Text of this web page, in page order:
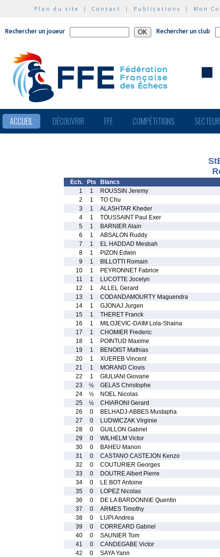
Plan du site | Contact | Publications | Mon
Rechercher un joueur Rechercher un club
ACCUEIL DÉCOUVRIR FFE COMPÉTITIONS
Ech. Pts
Blancs
1
1
ROUSSIN Jeremy
2
1
TO Chu
3
1
ALASHTAR Kheder
4
1
TOUSSAINT Paul Exer
5
1
BARNIER Alain
6
1
ABSALON Ruddy
7
1
EL HADDAD Mesbah
8
1
PIZON Edwin
9
1
BILLOTTI Romain
10
1
PEYRONNET Fabrice
11
1
LUCOTTE Jocelyn
12
1
ALLEL Gerard
13
1
CODANDAMOURTY Maguendra
14
1
GJONAJ Jurgen
15
1
THERET Franck
16
1
MILOJEVIC-DAIM Lola-Shaina
17
1
CHOMIER Frederic
18
1
POINTUD Maxime
19
1
BENOIST Mathias
20
1
XUEREB Vincent
21
1
MORAND Clovis
22
1
GIULIANI Giovane
23
½
GELAS Christophe
24
½
NOEL Nicolas
25
½
CHIARONI Gerard
26
0
BELHADJ-ABBES Mustapha
27
0
LUDWICZAK Virginie
28
0
GUILLON Gabriel
29
0
WILHELM Victor
30
0
BAHEU Manon
31
0
CASTANO CASTEJON Kenzo
32
0
COUTURIER Georges
33
0
DOUTRE Albert Pierre
34
0
LE BOT Antoine
35
0
LOPEZ Nicolas
36
0
DE LA BARDONNIE Quentin
37
0
ARMES Timothy
38
0
LUPI Andrea
39
0
CORREARD Gabriel
40
0
SAUNIER Tom
41
0
CANDEGABE Victor
42
0
SAYA Yann